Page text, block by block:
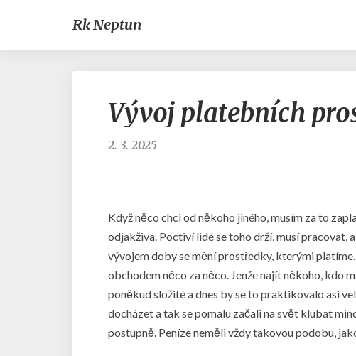
Rk Neptun
Vývoj platebních
2. 3. 2025
Když něco chci od někoho jiného, musím za to
odjakživa. Poctiví lidé se toho drží, musí pracovat,
vývojem doby se mění prostředky, kterými
obchodem něco za něco. Jenže najít někoho, kdo
poněkud složité a dnes by se to praktikovalo asi
docházet a tak se pomalu začali na svět klubat
postupně. Peníze neměli vždy takovou podobu,